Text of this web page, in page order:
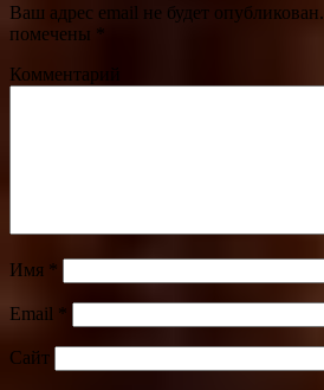
Ваш адрес email не будет опубликован.
помечены *
Комментарий
Имя *
Email *
Сайт